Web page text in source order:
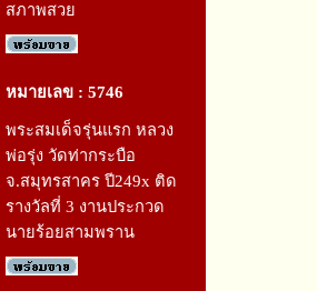
สภาพสวย
หมายเลข : 5746
พระสมเด็จรุ่นแรก หลวง
พ่อรุ่ง วัดท่ากระบือ
จ.สมุทรสาคร ปี249x ติด
รางวัลที่ 3 งานประกวด
นายร้อยสามพราน